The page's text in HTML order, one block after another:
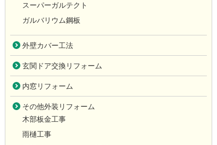
スーパーガルテクト
ガルバリウム鋼板
外壁カバー工法
玄関ドア交換リフォーム
内窓リフォーム
その他外装リフォーム
木部板金工事
雨樋工事